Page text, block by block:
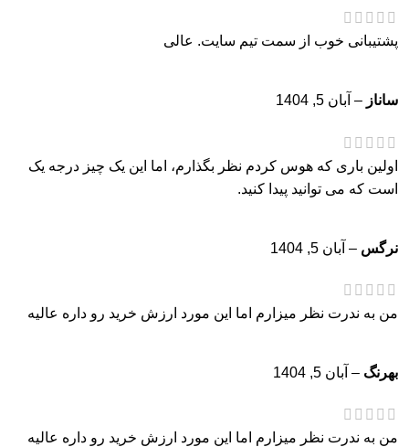
پشتیبانی خوب از سمت تیم سایت. عالی
ساناز – آبان 5, 1404
اولین باری که هوس کردم نظر بگذارم، اما این یک چیز درجه یک
است که می توانید پیدا کنید.
نرگس – آبان 5, 1404
من به ندرت نظر میزارم اما این مورد ارزش خرید رو داره عالیه
بهرنگ – آبان 5, 1404
من به ندرت نظر میزارم اما این مورد ارزش خرید رو داره عالیه